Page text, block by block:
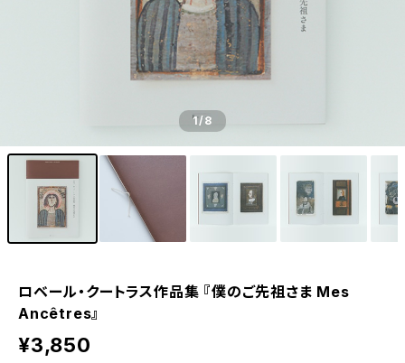
1/8
ロベール・クートラス作品集 『僕のご先祖さま Mes
Ancêtres』
¥3,850